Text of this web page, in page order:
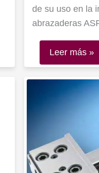
de su uso en la
abrazaderas
Leer más »
Mordazas